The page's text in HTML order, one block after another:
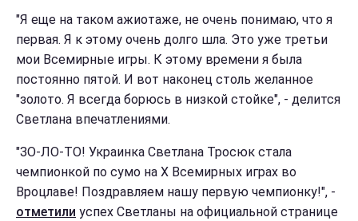
"Я еще на таком ажиотаже, не очень понимаю, что я
первая. Я к этому очень долго шла. Это уже третьи
мои Всемирные игры. К этому времени я была
постоянно пятой. И вот наконец столь желанное
"золото. Я всегда борюсь в низкой стойке", - делится
Светлана впечатлениями.
"ЗО-ЛО-ТО! Украинка Светлана Тросюк стала
чемпионкой по сумо на Х Всемирных играх во
Вроцлаве! Поздравляем нашу первую чемпионку!", -
отметили успех Светланы на официальной странице